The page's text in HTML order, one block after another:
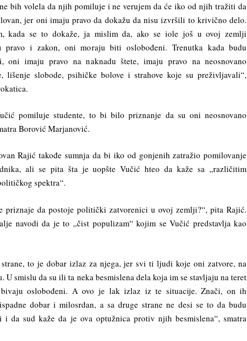
bih volela da njih pomiluje i ne verujem da će iko od njih tražiti da
jer oni imaju pravo da dokažu da nisu izvršili to krivično delo.
kada se to dokaže, ja mislim da, ako se iole još u ovoj zemlji
pravo i zakon, oni moraju biti oslobođeni. Trenutka kada budu
oni imaju pravo na naknadu štete, imaju pravo na neosnovano
lišenje slobode, psihičke bolove i strahove koje su preživljavali“,
pomiluje studente, to bi bilo priznanje da su oni neosnovano
Borović Marjanović.
Rajić takođe sumnja da bi iko od gonjenih zatražio pomilovanje
ali se pita šta je uopšte Vučić hteo da kaže sa „različitim
spektra“.
priznaje da postoje politički zatvorenici u ovoj zemlji?“, pita Rajić.
navodi da je to „čist populizam“ kojim se Vučić predstavlja kao
strane, to je dobar izlaz za njega, jer svi ti ljudi koje oni zatvore, na
U smislu da su ili ta neka besmislena dela koja im se stavljaju na teret
oslobođeni. A ovo je lak izlaz iz te situacije. Znači, on ih
dobar i milosrdan, a sa druge strane ne desi se to da budu
i da sud kaže da je ova optužnica protiv njih besmislena“, smatra